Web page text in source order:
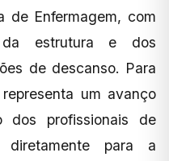
de Enfermagem, com
estrutura e dos
de descanso. Para
um avanço
dos profissionais de
diretamente para a